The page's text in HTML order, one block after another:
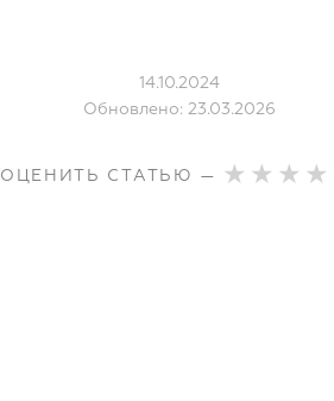
14.10.2024
Обновлено: 23.03.2026
ОЦЕНИТЬ СТАТЬЮ —